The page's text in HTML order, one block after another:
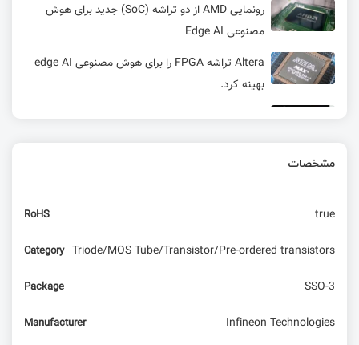
رونمایی AMD از دو تراشه (SoC) جدید برای هوش
مصنوعی Edge AI
Altera تراشه FPGA را برای هوش مصنوعی edge AI
بهینه کرد.
Qualcomm QCS6490 از سیستم‌ عامل‌ های اندروید،
همکاری Axelera AI و Arduino برای اجرای مدل‌های
پیشرفته زبانی در امبدد دیوایس‌ها
مشخصات
RoHS true
Category Triode/MOS Tube/Transistor/Pre-ordered transistors
Package SSO-3
Manufacturer Infineon Technologies